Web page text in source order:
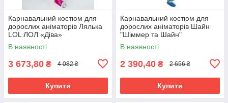
Карнавальний костюм для
дорослих аніматорів Лялька
LOL ЛОЛ «Діва»
В наявності
3 673,80 ₴ 4 082 ₴
Купити
Карнавальний костюм для
дорослих аніматорів Шайн
"Шіммер та Шайн"
В наявності
2 390,40 ₴ 2 656 ₴
Купити